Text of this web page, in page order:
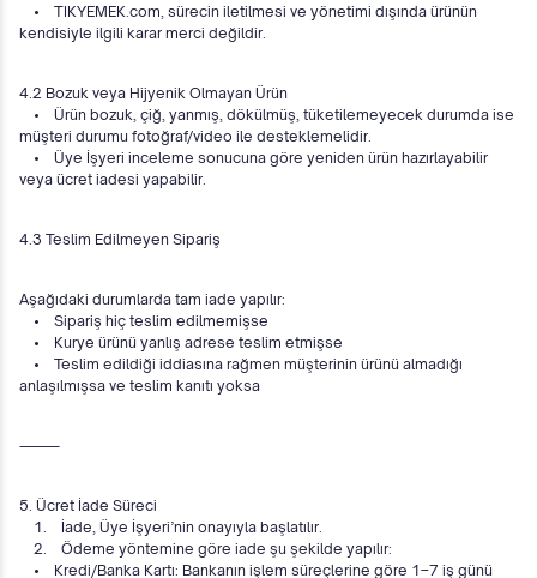
• TIKYEMEK.com, sürecin iletilmesi ve yönetimi dışında ürünün
kendisiyle ilgili karar merci değildir.
4.2 Bozuk veya Hijyenik Olmayan Ürün
• Ürün bozuk, çiğ, yanmış, dökülmüş, tüketilemeyecek durumda ise
müşteri durumu fotoğraf/video ile desteklemelidir.
• Üye İşyeri inceleme sonucuna göre yeniden ürün hazırlayabilir
veya ücret iadesi yapabilir.
4.3 Teslim Edilmeyen Sipariş
Aşağıdaki durumlarda tam iade yapılır:
• Sipariş hiç teslim edilmemişse
• Kurye ürünü yanlış adrese teslim etmişse
• Teslim edildiği iddiasına rağmen müşterinin ürünü almadığı
anlaşılmışsa ve teslim kanıtı yoksa
⸻
5. Ücret İade Süreci
1. İade, Üye İşyeri’nin onayıyla başlatılır.
2. Ödeme yöntemine göre iade şu şekilde yapılır:
• Kredi/Banka Kartı: Bankanın işlem süreçlerine göre 1–7 iş günü